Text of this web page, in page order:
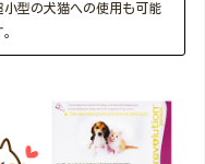
型の犬猫への使用も可能